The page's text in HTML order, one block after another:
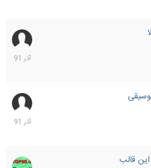
30
آذر
26
آذر
قالب
21